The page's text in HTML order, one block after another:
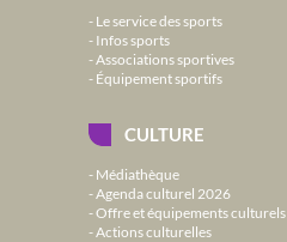
Le service des sports
Infos sports
Associations sportives
Équipement sportifs
CULTURE
Médiathèque
Agenda culturel 2026
Offre et équipements culturels
Actions culturelles